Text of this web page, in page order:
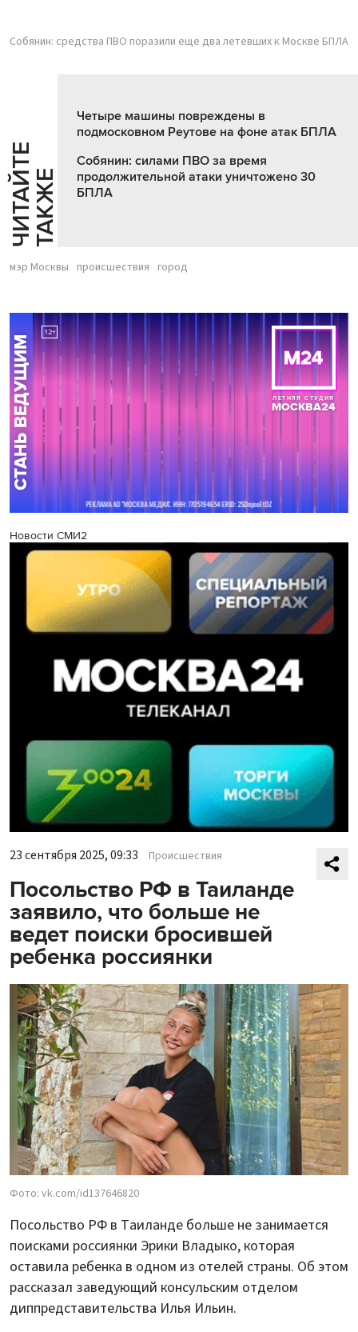
Собянин: средства ПВО поразили еще два летевших к Москве БПЛА
Ч
И
Т
АЙ
Т
Е
Т
А
К
ЖЕ
Четыре машины повреждены в
подмосковном Реутове на фоне атак БПЛА
Собянин: силами ПВО за время
продолжительной атаки уничтожено 30
БПЛА
мэр Москвы происшествия город
Новости СМИ2
23 сентября 2025, 09:33 Происшествия
Посольство РФ в Таиланде
заявило, что больше не
ведет поиски бросившей
ребенка россиянки
Фото: vk.com/id137646820
Посольство РФ в Таиланде больше не занимается
поисками россиянки Эрики Владыко, которая
оставила ребенка в одном из отелей страны. Об этом
рассказал заведующий консульским отделом
диппредставительства Илья Ильин.